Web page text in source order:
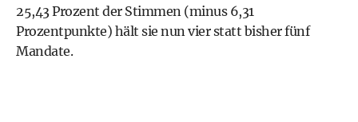
25,43 Prozent der Stimmen (minus 6,31
Prozentpunkte) hält sie nun vier statt bisher fünf
Mandate.